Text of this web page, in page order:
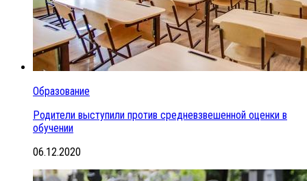
Образование
Родители выступили против средневзвешенной оценки в
обучении
06.12.2020